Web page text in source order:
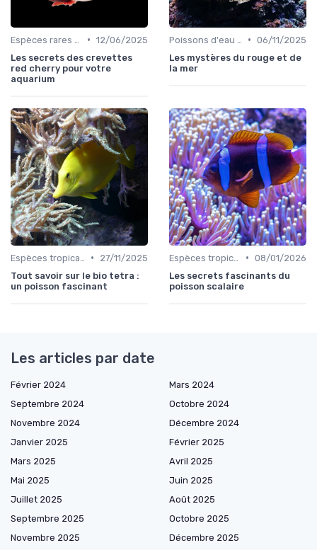
• 12/06/2025
Les secrets des crevettes
red cherry pour votre
aquarium
• 06/11/2025
Les mystères du rouge et de
la mer
•
27/11/2025
Tout savoir sur le bio tetra :
un poisson fascinant
• 08/01/2026
Les secrets fascinants du
poisson scalaire
Les articles par date
Février 2024
Mars 2024
Septembre 2024
Octobre 2024
Novembre 2024
Décembre 2024
Janvier 2025
Février 2025
Mars 2025
Avril 2025
Mai 2025
Juin 2025
Juillet 2025
Août 2025
Septembre 2025
Octobre 2025
Novembre 2025
Décembre 2025